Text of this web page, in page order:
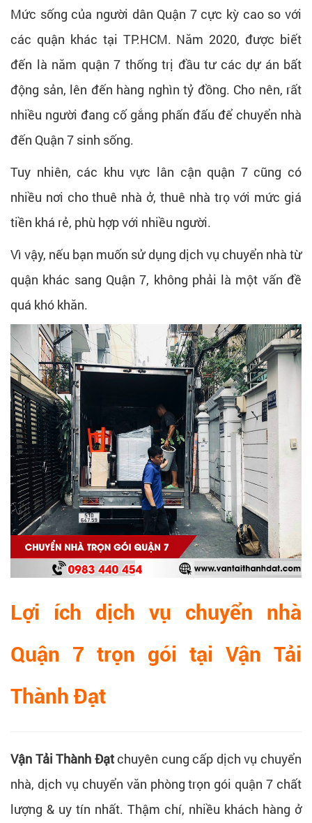
Mức sống của người dân Quận 7 cực kỳ cao so với
các quận khác tại TP.HCM. Năm 2020, được biết
đến là năm quận 7 thống trị đầu tư các dự án bất
động sản, lên đến hàng nghìn tỷ đồng. Cho nên, rất
nhiều người đang cố gắng phấn đấu để chuyển nhà
đến Quận 7 sinh sống.
Tuy nhiên, các khu vực lân cận quận 7 cũng có
nhiều nơi cho thuê nhà ở, thuê nhà trọ với mức giá
tiền khá rẻ, phù hợp với nhiều người.
Vì vậy, nếu bạn muốn sử dụng dịch vụ chuyển nhà từ
quận khác sang Quận 7, không phải là một vấn đề
quá khó khăn.
Lợi ích dịch vụ chuyển nhà
Quận 7 trọn gói tại Vận Tải
Thành Đạt
Vận Tải Thành Đạtchuyên cung cấp dịch vụ chuyển
nhà, dịch vụ chuyển văn phòng trọn gói quận 7 chất
lượng & uy tín nhất. Thậm chí, nhiều khách hàng ở